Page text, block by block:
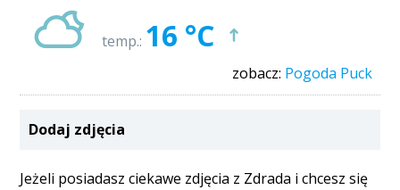
temp.: 16 °C
zobacz: Pogoda Puck
Dodaj zdjęcia
Jeżeli posiadasz ciekawe zdjęcia z Zdrada i chcesz się